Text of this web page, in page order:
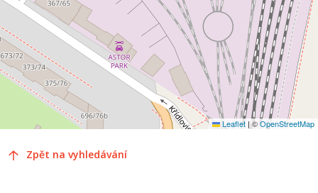
Leaflet |©OpenStreetMap
Zpět na vyhledávání